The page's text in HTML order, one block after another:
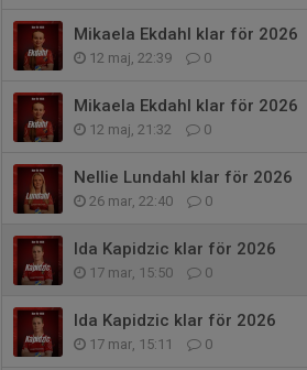
Mikaela Ekdahl klar för 2026
12 maj, 22:39 0
Mikaela Ekdahl klar för 2026
12 maj, 21:32 0
Nellie Lundahl klar för 2026
26 mar, 22:40 0
Ida Kapidzic klar för 2026
17 mar, 15:50 0
Ida Kapidzic klar för 2026
17 mar, 15:11 0